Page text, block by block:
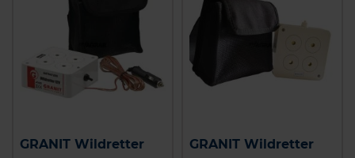
GRANIT Wildretter GRANIT Wildretter